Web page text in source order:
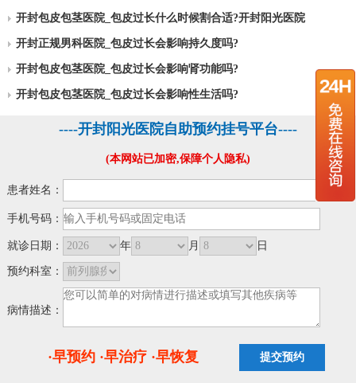
开封包皮包茎医院_包皮过长什么时候割合适?开封阳光医院
开封正规男科医院_包皮过长会影响持久度吗?
开封包皮包茎医院_包皮过长会影响肾功能吗?
开封包皮包茎医院_包皮过长会影响性生活吗?
----开封阳光医院自助预约挂号平台----
(本网站已加密,保障个人隐私)
患者姓名：
手机号码：
就诊日期： 年 月 日
预约科室：
病情描述：
·早预约 ·早治疗 ·早恢复